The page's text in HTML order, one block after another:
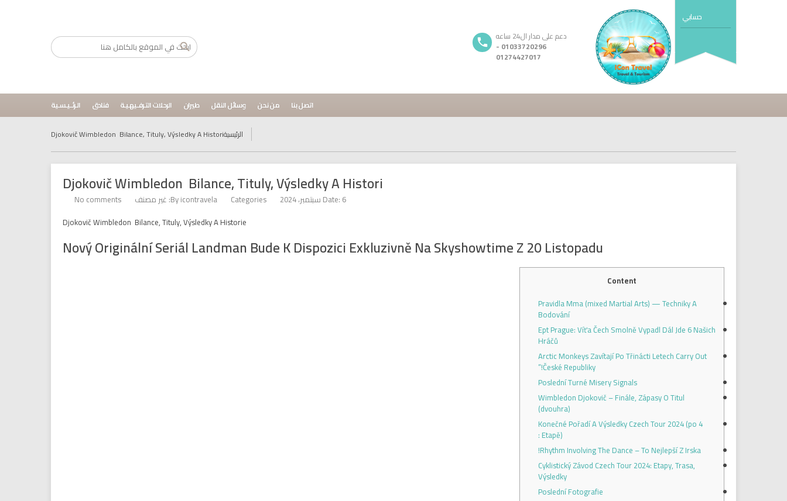
حسابي
دعم على مدار ال24 ساعه
01033720296 -
01274427017
الـرئــيـسـية فنادق الرحلات التـرفــيهـيـة طيران وسائل النقل من نحن اتصل بنا
الرئيسيةDjokovič Wimbledon ️ Bilance, Tituly, Výsledky A Histori
Djokovič Wimbledon ️ Bilance, Tituly, Výsledky A Histori
Date: 6 سبتمبر، 2024 Byicontravela Categories: غير مصنف
No comments
Djokovič Wimbledon ️ Bilance, Tituly, Výsledky A Historie
Nový Originální Seriál Landman Bude K Dispozici Exkluzivně Na Skyshowtime Z 20 Listopadu
Content
Pravidla Mma (mixed Martial Arts) — Techniky A
Bodování
Ept Prague: Víťa Čech Smolně Vypadl Dál Jde 6 Našich
Hráčů
Arctic Monkeys Zavítají Po Třinácti Letech Carry Out
České Republiky!”
Poslední Turné Misery Signals
Wimbledon Djokovič – Finále, Zápasy O Titul
(dvouhra)
Konečné Pořadí A Výsledky Czech Tour 2024 (po 4
Etapě):
Rhythm Involving The Dance – To Nejlepší Z Irska!
Cyklistický Závod Czech Tour 2024: Etapy, Trasa,
Výsledky
Poslední Fotografie